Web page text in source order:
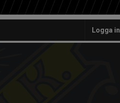
Logga in